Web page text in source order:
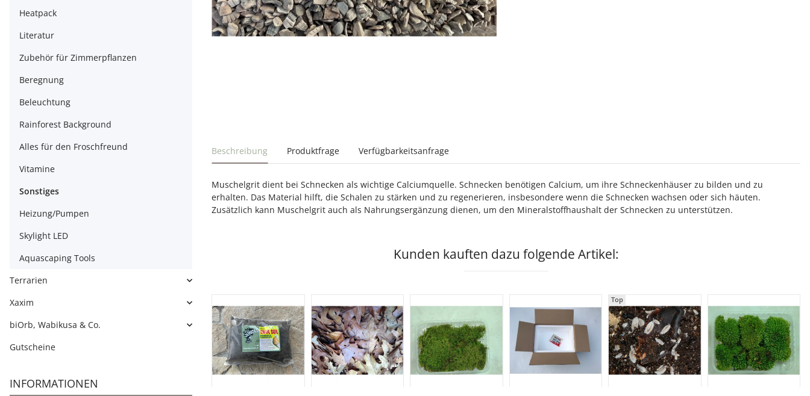
weitere Registerkarten anzeigen
Beschreibung Produktfrage Verfügbarkeitsanfrage
Muschelgrit dient bei Schnecken als wichtige Calciumquelle. Schnecken benötigen Calcium, um ihre Schneckenhäuser zu bilden und zu
erhalten. Das Material hilft, die Schalen zu stärken und zu regenerieren, insbesondere wenn die Schnecken wachsen oder sich häuten.
Zusätzlich kann Muschelgrit auch als Nahrungsergänzung dienen, um den Mineralstoffhaushalt der Schnecken zu unterstützen.
Kunden kauften dazu folgende Artikel:
Top
Heatpack
Literatur
Zubehör für Zimmerpflanzen
Beregnung
Beleuchtung
Rainforest Background
Alles für den Froschfreund
Vitamine
Sonstiges
Heizung/Pumpen
Skylight LED
Aquascaping Tools
Terrarien
Xaxim
biOrb, Wabikusa & Co.
Gutscheine
INFORMATIONEN